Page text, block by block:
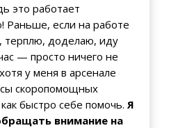
это работает
Раньше, если на работе
терплю, доделаю, иду
— просто ничего не
у меня в арсенале
скоропомощных
быстро себе помочь. Я
внимание на